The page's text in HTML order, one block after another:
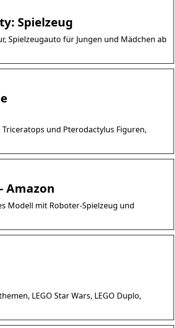
Spielzeug
Spielzeugauto für Jungen und Mädchen ab
Triceratops und Pterodactylus Figuren,
Amazon
Modell mit Roboter-Spielzeug und
LEGO Star Wars, LEGO Duplo,